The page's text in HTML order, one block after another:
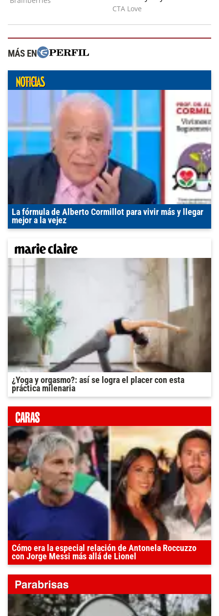
MÁS EN
La fórmula de Alberto Cormillot para vivir más y llegar
mejor a la vejez
¿Yoga y orgasmo?: así se logra el placer con esta
práctica milenaria
Cómo era la especial relación de Antonela Roccuzzo
con Jorge Messi más allá de Lionel